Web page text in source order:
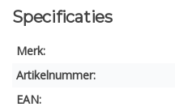
Specificaties
Merk:
Artikelnummer:
EAN: